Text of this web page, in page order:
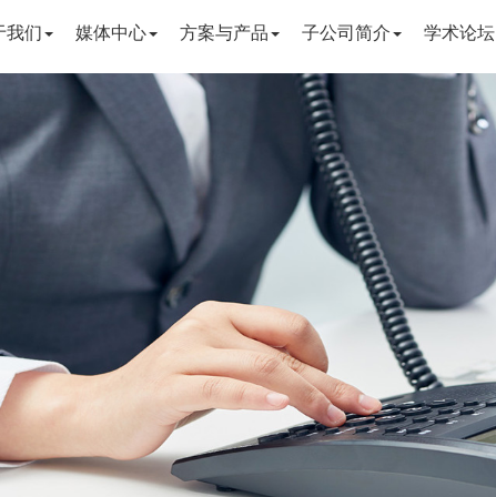
我们 媒体中心 方案与产品 子公司简介 学术论坛